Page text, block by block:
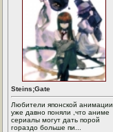
Steins;Gate
Любители японской анимации
уже давно поняли ,что аниме
сериалы могут дать порой
гораздо больше пи...